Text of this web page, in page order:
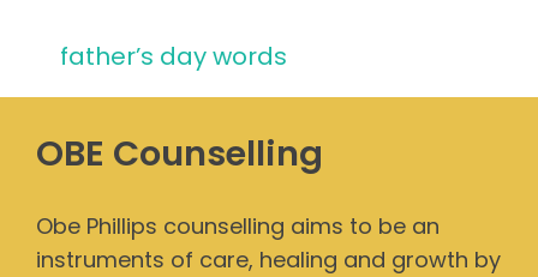
father’s day words
OBE Counselling
Obe Phillips counselling aims to be an
instruments of care, healing and growth by